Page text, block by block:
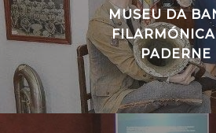
MUSEU DA
PADERNE